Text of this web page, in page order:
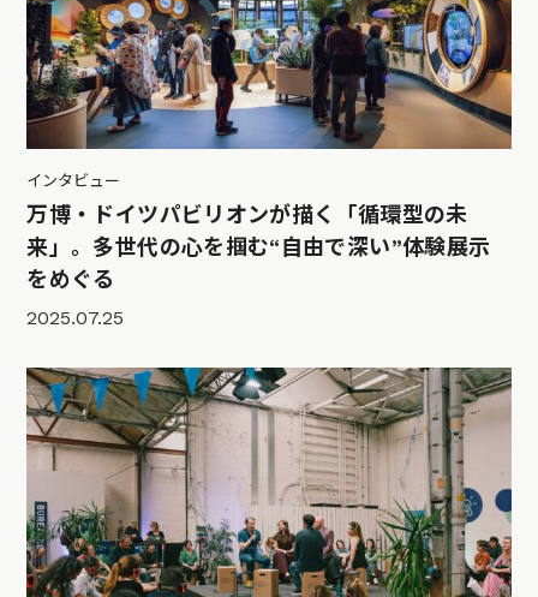
インタビュー
万博・ドイツパビリオンが描く「循環型の未
来」。多世代の心を掴む“自由で深い”体験展示
をめぐる
2025.07.25